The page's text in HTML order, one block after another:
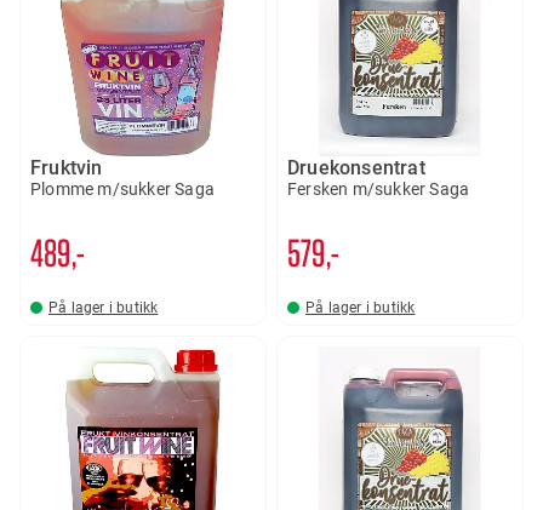
Fruktvin
Plomme m/sukker Saga
489,-
På lager i butikk
Druekonsentrat
Fersken m/sukker Saga
579,-
På lager i butikk